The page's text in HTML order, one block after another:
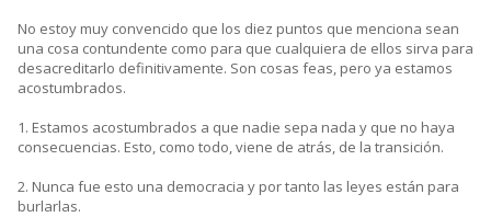
No estoy muy convencido que los diez puntos que menciona sean
una cosa contundente como para que cualquiera de ellos sirva para
desacreditarlo definitivamente. Son cosas feas, pero ya estamos
acostumbrados.
1. Estamos acostumbrados a que nadie sepa nada y que no haya
consecuencias. Esto, como todo, viene de atrás, de la transición.
2. Nunca fue esto una democracia y por tanto las leyes están para
burlarlas.